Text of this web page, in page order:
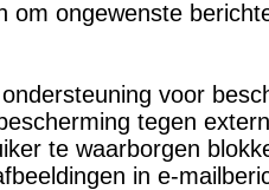
om ongewenste
voor
tegen
te waarborgen
in e-